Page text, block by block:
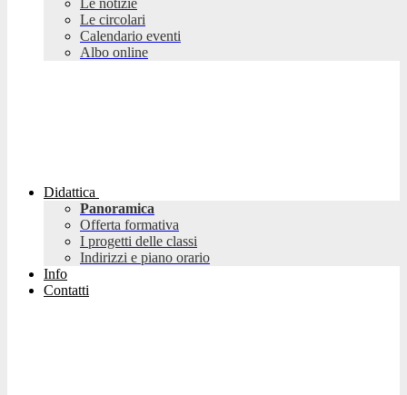
Le notizie
Le circolari
Calendario eventi
Albo online
Didattica
Panoramica
Offerta formativa
I progetti delle classi
Indirizzi e piano orario
Info
Contatti